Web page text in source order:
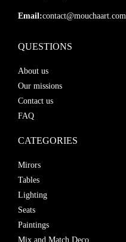
Email:contact@mouchaart.com
QUESTIONS
About us
Our missions
Contact us
FAQ
CATEGORIES
Mirors
Tables
Lighting
Seats
Paintings
Mix and Match Deco